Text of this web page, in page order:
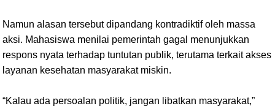
Namun alasan tersebut dipandang kontradiktif oleh massa
aksi. Mahasiswa menilai pemerintah gagal menunjukkan
respons nyata terhadap tuntutan publik, terutama terkait akses
layanan kesehatan masyarakat miskin.
“Kalau ada persoalan politik, jangan libatkan masyarakat,”